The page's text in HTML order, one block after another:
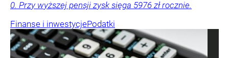
0. Przy wyższej pensji zysk sięga 5976 zł rocznie.
Finanse i inwestycjePodatki